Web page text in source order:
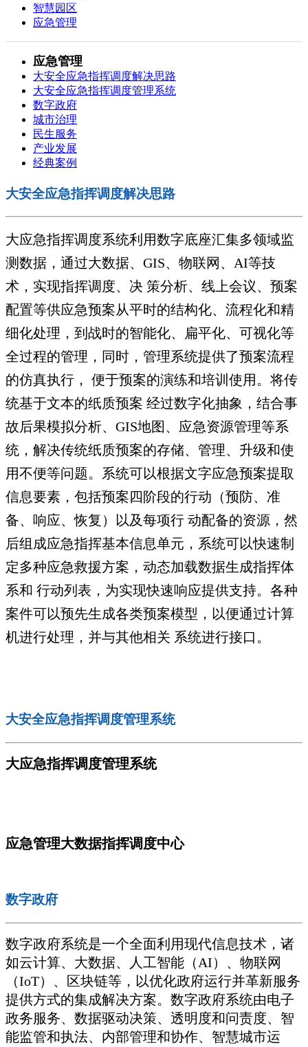
智慧园区
应急管理
应急管理
大安全应急指挥调度解决思路
大安全应急指挥调度管理系统
数字政府
城市治理
民生服务
产业发展
经典案例
大安全应急指挥调度解决思路
大应急指挥调度系统利用数字底座汇集多领域监
测数据，通过大数据、GIS、物联网、AI等技
术，实现指挥调度、决 策分析、线上会议、预案
配置等供应急预案从平时的结构化、流程化和精
细化处理，到战时的智能化、扁平化、可视化等
全过程的管理，同时，管理系统提供了预案流程
的仿真执行， 便于预案的演练和培训使用。将传
统基于文本的纸质预案 经过数字化抽象，结合事
故后果模拟分析、GIS地图、应急资源管理等系
统，解决传统纸质预案的存储、管理、升级和使
用不便等问题。系统可以根据文字应急预案提取
信息要素，包括预案四阶段的行动（预防、准
备、响应、恢复）以及每项行 动配备的资源，然
后组成应急指挥基本信息单元，系统可以快速制
定多种应急救援方案，动态加载数据生成指挥体
系和 行动列表，为实现快速响应提供支持。各种
案件可以预先生成各类预案模型，以便通过计算
机进行处理，并与其他相关 系统进行接口。
大安全应急指挥调度管理系统
大应急指挥调度管理系统
应急管理大数据指挥调度中心
数字政府
数字政府系统是一个全面利用现代信息技术，诸
如云计算、大数据、人工智能（AI）、物联网
（IoT）、区块链等，以优化政府运行并革新服务
提供方式的集成解决方案。数字政府系统由电子
政务服务、数据驱动决策、透明度和问责度、智
能监管和执法、内部管理和协作、智慧城市运